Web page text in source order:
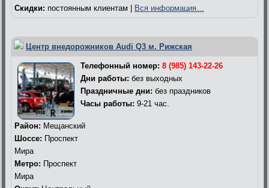
Скидки: постоянным клиентам | Вся информация…
Центр внедорожников Audi Q3 м. Рижская
Телефонный номер: 8 (985) 143-22-26
Дни работы: без выходных
Праздничные дни: без праздников
Часы работы: 9-21 час.
Район: Мещанский
Шоссе: Проспект
Мира
Метро: Проспект
Мира